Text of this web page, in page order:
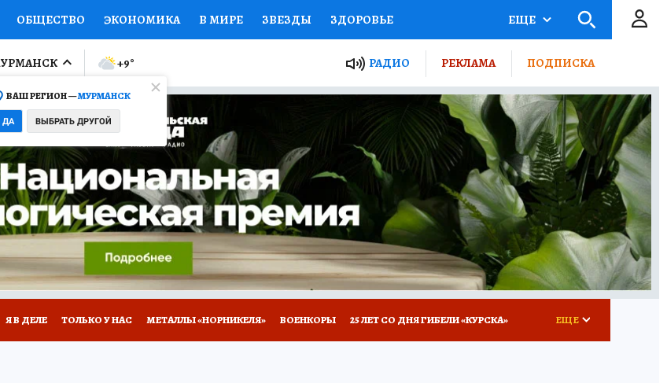
ОБЩЕСТВО ЭКОНОМИКА В МИРЕ ЗВЕЗДЫ ЗДОРОВЬЕ
ПРОИСШЕСТВИЯ НАЦИОНАЛЬНЫЕ ПРОЕКТЫ РОССИИ
МИР Я ЗНАЮ СЕМЬЯ ЖЕНСКИЕ СЕКРЕТЫ ПУТЕВОДИТЕЛЬ
СЕРИАЛЫ СПЕЦПРОЕКТЫ ДЕФИЦИТ ЖЕЛЕЗА ТУРИЗМ
КОЛЛЕКЦИИ КОНКУРСЫ РАБОТА У НАС ГИД ПОТРЕБИТЕЛЯ ВСЕ О КП
ЕЩЕ
ВАШ РЕГИОН —МУРМАНСК
ДА ВЫБРАТЬ ДРУГОЙ
+9° РАДИО РЕКЛАМА ПОДПИСКА
Я В ДЕЛЕ ТОЛЬКО У НАС МЕТАЛЛЫ «НОРНИКЕЛЯ» ВОЕНКОРЫ 25 ЛЕТ СО ДНЯ ГИБЕЛИ «КУРСКА» ЕЩЕ